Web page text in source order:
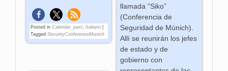
Posted in Calendar_past ,Italiano
Tagged SecurityConferenceMunich
llamada “Siko”
(Conferencia de
Seguridad de Múnich).
Allí se reunirán los jefes
de estado y de
gobierno con